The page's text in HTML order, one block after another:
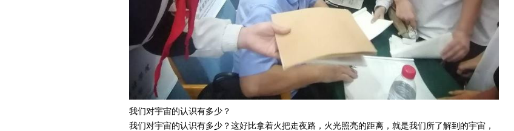
我们对宇宙的认识有多少？
我们对宇宙的认识有多少？这好比拿着火把走夜路，火光照亮的距离，就是我们所了解到的宇宙，